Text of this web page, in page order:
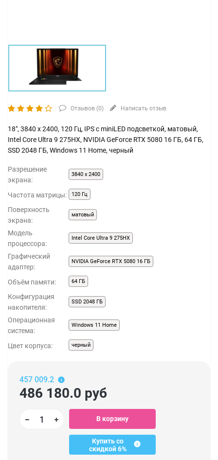
Отзывов (0) Написать отзыв
18", 3840 x 2400, 120 Гц, IPS с miniLED подсветкой, матовый,
Intel Core Ultra 9 275HX, NVIDIA GeForce RTX 5080 16 ГБ, 64 ГБ,
SSD 2048 ГБ, Windows 11 Home, черный
Разрешение
экрана:
3840 x 2400
Частота матрицы: 120 Гц
Поверхность
экрана:
матовый
Модель
процессора:
Intel Core Ultra 9 275HX
Графический
адаптер:
NVIDIA GeForce RTX 5080 16 ГБ
Объём памяти: 64 ГБ
Конфигурация
накопителя:
SSD 2048 ГБ
Операционная
система:
Windows 11 Home
Цвет корпуса: черный
457 009.2
486 180.0 руб
В корзину
Купить со
скидкой 6%